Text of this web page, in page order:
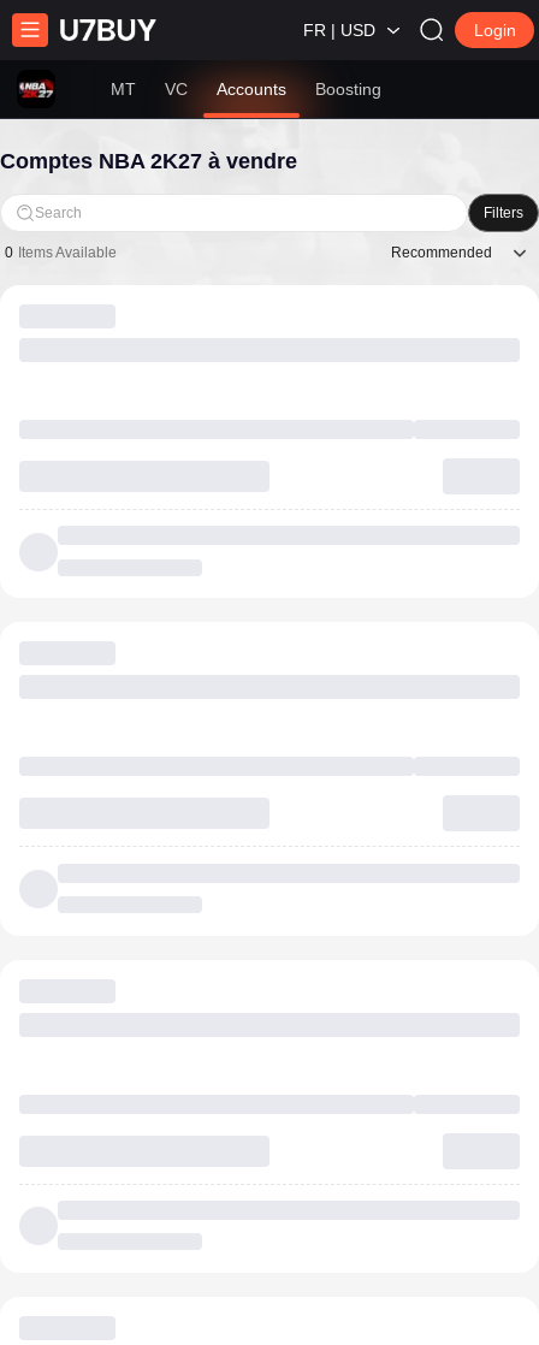
FR | USD Login
MT VC Accounts Boosting
Comptes NBA 2K27 à vendre
Search Filters
0 Items Available Recommended